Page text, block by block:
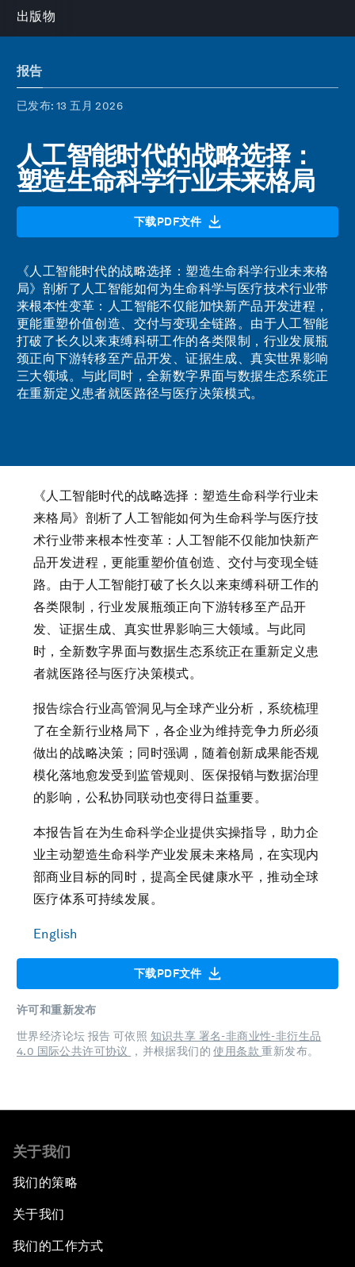
出版物
报告
已发布: 13 五月 2026
人工智能时代的战略选择：
塑造生命科学行业未来格局
下载PDF文件
《人工智能时代的战略选择：塑造生命科学行业未来格
局》剖析了人工智能如何为生命科学与医疗技术行业带
来根本性变革：人工智能不仅能加快新产品开发进程，
更能重塑价值创造、交付与变现全链路。由于人工智能
打破了长久以来束缚科研工作的各类限制，行业发展瓶
颈正向下游转移至产品开发、证据生成、真实世界影响
三大领域。与此同时，全新数字界面与数据生态系统正
在重新定义患者就医路径与医疗决策模式。
《人工智能时代的战略选择：塑造生命科学行业未
来格局》剖析了人工智能如何为生命科学与医疗技
术行业带来根本性变革：人工智能不仅能加快新产
品开发进程，更能重塑价值创造、交付与变现全链
路。由于人工智能打破了长久以来束缚科研工作的
各类限制，行业发展瓶颈正向下游转移至产品开
发、证据生成、真实世界影响三大领域。与此同
时，全新数字界面与数据生态系统正在重新定义患
者就医路径与医疗决策模式。
报告综合行业高管洞见与全球产业分析，系统梳理
了在全新行业格局下，各企业为维持竞争力所必须
做出的战略决策；同时强调，随着创新成果能否规
模化落地愈发受到监管规则、医保报销与数据治理
的影响，公私协同联动也变得日益重要。
本报告旨在为生命科学企业提供实操指导，助力企
业主动塑造生命科学产业发展未来格局，在实现内
部商业目标的同时，提高全民健康水平，推动全球
医疗体系可持续发展。
English
下载PDF文件
许可和重新发布
世界经济论坛 报告 可依照 知识共享 署名-非商业性-非衍生品
4.0 国际公共许可协议
，并根据我们的使用条款重新发布。
关于我们
我们的策略
关于我们
我们的工作方式